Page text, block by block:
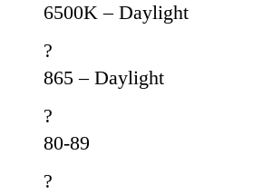
6500K – Daylight
?
865 – Daylight
?
80-89
?